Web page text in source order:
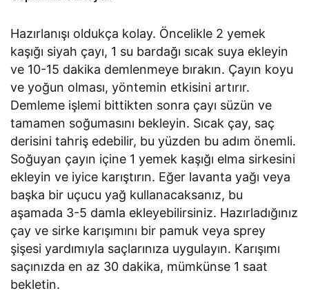
Hazırlanışı oldukça kolay. Öncelikle 2 yemek
kaşığı siyah çayı, 1 su bardağı sıcak suya ekleyin
ve 10-15 dakika demlenmeye bırakın. Çayın koyu
ve yoğun olması, yöntemin etkisini artırır.
Demleme işlemi bittikten sonra çayı süzün ve
tamamen soğumasını bekleyin. Sıcak çay, saç
derisini tahriş edebilir, bu yüzden bu adım önemli.
Soğuyan çayın içine 1 yemek kaşığı elma sirkesini
ekleyin ve iyice karıştırın. Eğer lavanta yağı veya
başka bir uçucu yağ kullanacaksanız, bu
aşamada 3-5 damla ekleyebilirsiniz. Hazırladığınız
çay ve sirke karışımını bir pamuk veya sprey
şişesi yardımıyla saçlarınıza uygulayın. Karışımı
saçınızda en az 30 dakika, mümkünse 1 saat
bekletin.